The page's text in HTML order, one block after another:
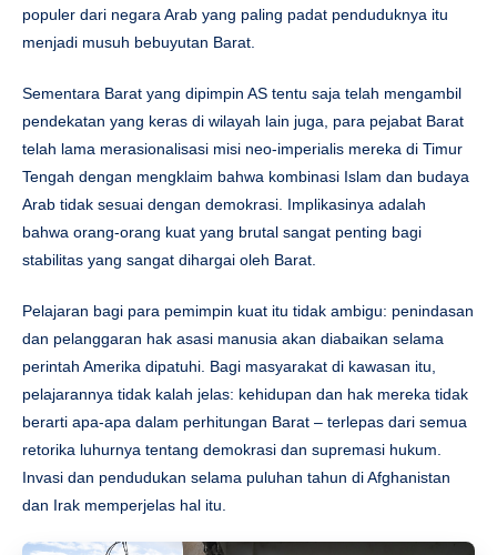
populer dari negara Arab yang paling padat penduduknya itu
menjadi musuh bebuyutan Barat.
Sementara Barat yang dipimpin AS tentu saja telah mengambil
pendekatan yang keras di wilayah lain juga, para pejabat Barat
telah lama merasionalisasi misi neo-imperialis mereka di Timur
Tengah dengan mengklaim bahwa kombinasi Islam dan budaya
Arab tidak sesuai dengan demokrasi. Implikasinya adalah
bahwa orang-orang kuat yang brutal sangat penting bagi
stabilitas yang sangat dihargai oleh Barat.
Pelajaran bagi para pemimpin kuat itu tidak ambigu: penindasan
dan pelanggaran hak asasi manusia akan diabaikan selama
perintah Amerika dipatuhi. Bagi masyarakat di kawasan itu,
pelajarannya tidak kalah jelas: kehidupan dan hak mereka tidak
berarti apa-apa dalam perhitungan Barat – terlepas dari semua
retorika luhurnya tentang demokrasi dan supremasi hukum.
Invasi dan pendudukan selama puluhan tahun di Afghanistan
dan Irak memperjelas hal itu.